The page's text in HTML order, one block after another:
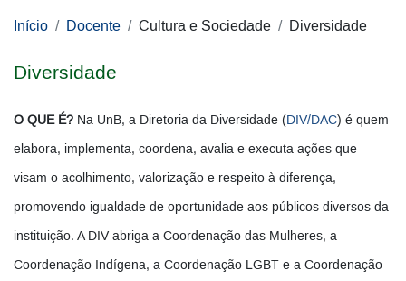
Início
Docente Cultura e Sociedade Diversidade
Diversidade
O QUE É? Na UnB, a Diretoria da Diversidade (DIV/DAC) é quem
elabora, implementa, coordena, avalia e executa ações que
visam o acolhimento, valorização e respeito à diferença,
promovendo igualdade de oportunidade aos públicos diversos da
instituição. A DIV abriga a Coordenação das Mulheres, a
Coordenação Indígena, a Coordenação LGBT e a Coordenação